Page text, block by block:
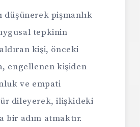
pişmanlık
tepkinin
kişi, önceki
engellenen kişiden
ve empati
dileyerek, ilişkideki
adım atmaktır.